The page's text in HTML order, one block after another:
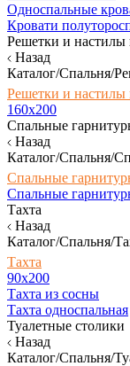
Односпальные
Кровати
Решетки и настилы
Назад
Каталог/Спальня/
Решетки и настилы
160х200
Спальные
Назад
Каталог/Спальня/
Спальные
Спальные
Тахта
Назад
Каталог/Спальня/
Тахта
90х200
Тахта из сосны
Тахта односпальная
Туалетные столики
Назад
Каталог/Спальня/